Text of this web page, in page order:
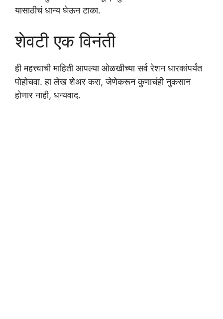
यासाठीचं धान्य घेऊन टाका.
शेवटी एक विनंती
ही महत्त्वाची माहिती आपल्या ओळखीच्या सर्व रेशन धारकांपर्यंत
पोहोचवा. हा लेख शेअर करा, जेणेकरून कुणाचंही नुकसान
होणार नाही, धन्यवाद.